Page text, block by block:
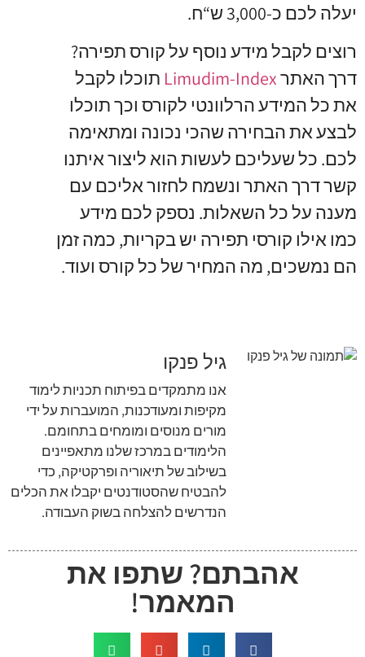
יעלה לכם כ-3,000 ש“ח.
רוצים לקבל מידע נוסף על קורס תפירה?
דרך האתרLimudim-Index תוכלו לקבל
את כל המידע הרלוונטי לקורס וכך תוכלו
לבצע את הבחירה שהכי נכונה ומתאימה
לכם. כל שעליכם לעשות הוא ליצור איתנו
קשר דרך האתר ונשמח לחזור אליכם עם
מענה על כל השאלות. נספק לכם מידע
כמו אילו קורסי תפירה יש בקריות, כמה זמן
הם נמשכים, מה המחיר של כל קורס ועוד.
גיל פנקו
אנו מתמקדים בפיתוח תכניות לימוד
מקיפות ומעודכנות, המועברות על ידי
מורים מנוסים ומומחים בתחומם.
הלימודים במרכז שלנו מתאפיינים
בשילוב של תיאוריה ופרקטיקה, כדי
להבטיח שהסטודנטים יקבלו את הכלים
הנדרשים להצלחה בשוק העבודה.
אהבתם? שתפו את
המאמר!